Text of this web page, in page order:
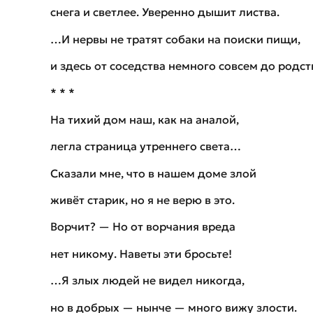
снега и светлее. Уверенно дышит листва.
…И нервы не тратят собаки на поиски пищи,
и здесь от соседства немного совсем до
* * *
На тихий дом наш, как на аналой,
легла страница утреннего света…
Сказали мне, что в нашем доме злой
живёт старик, но я не верю в это.
Ворчит? — Но от ворчания вреда
нет никому. Наветы эти бросьте!
…Я злых людей не видел никогда,
но в добрых — нынче — много вижу злости.